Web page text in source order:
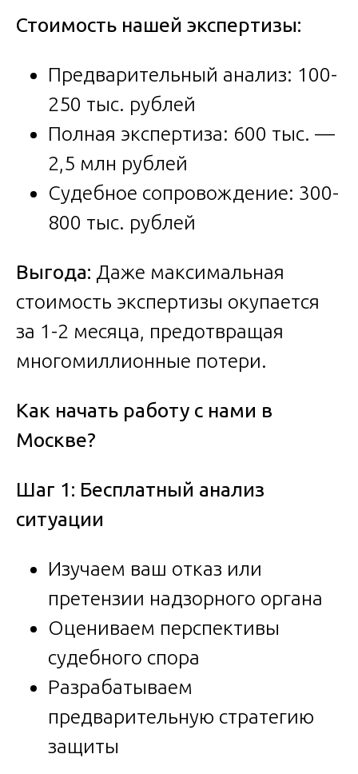
Стоимость нашей экспертизы:
Предварительный анализ: 100-
250 тыс. рублей
Полная экспертиза: 600 тыс. —
2,5 млн рублей
Судебное сопровождение: 300-
800 тыс. рублей
Выгода: Даже максимальная
стоимость экспертизы окупается
за 1-2 месяца, предотвращая
многомиллионные потери.
Как начать работу с нами в
Москве?
Шаг 1: Бесплатный анализ
ситуации
Изучаем ваш отказ или
претензии надзорного органа
Оцениваем перспективы
судебного спора
Разрабатываем
предварительную стратегию
защиты